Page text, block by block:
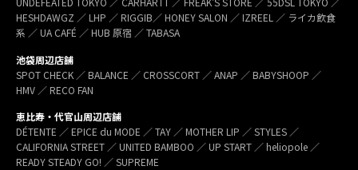
HESHDAWGZ ／ LHP ／ RIGGIB／ HONEY SALON ／ IZREEL ／ ライカ飲食
系 ／ UA CAFÉ ／ HUB 原宿 ／ TABASA
池袋周辺店舗
SPOT CHECK ／ BALANCE ／ CROSSCORT ／ ANAP ／ BABYSHOOP ／
HMV ／ RECO FAN
恵比寿・代官山周辺店舗
DÉTENTE ／ EPICE du MODE ／ TAY ／ MOTHER LIP ／ STYLES ／
CALIFORNIA STREET ／ UNITED BAMBOO ／ UP START ／ heliopole ／
READY STEADY GO! ／ SUPREME